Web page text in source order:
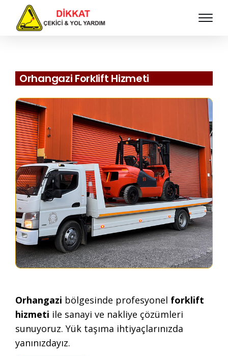
Orhangazi Forklift Hizmeti
Orhangazi bölgesinde profesyonel forklift
hizmeti ile sanayi ve nakliye çözümleri
sunuyoruz. Yük taşıma ihtiyaçlarınızda
yanınızdayız.